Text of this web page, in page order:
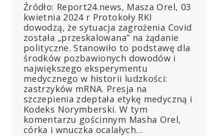
Źródło: Report24.news, Masza Orel, 03
kwietnia 2024 r Protokoły RKI
dowodzą, że sytuacja zagrożenia Covid
została „przeskalowana” na żądanie
polityczne. Stanowiło to podstawę dla
środków pozbawionych dowodów i
największego eksperymentu
medycznego w historii ludzkości:
zastrzyków mRNA. Presja na
szczepienia zdeptała etykę medyczną i
Kodeks Norymberski. W tym
komentarzu gościnnym Masha Orel,
córka i wnuczka ocalałych…